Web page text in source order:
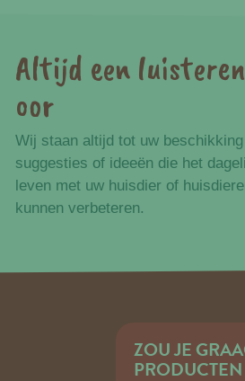
Altijd een
oor
Wij staan altijd tot uw
suggesties of ideeën die het
leven met uw huisdier of
kunnen verbeteren.
ZOU JE